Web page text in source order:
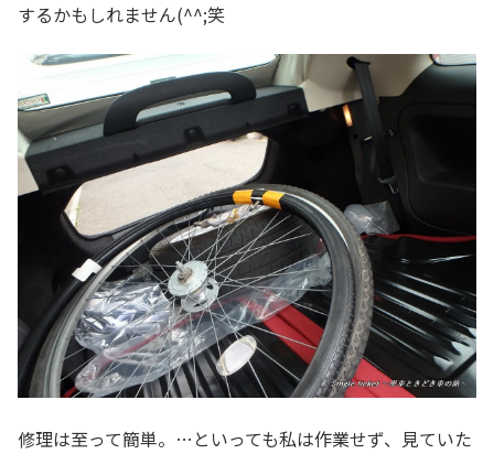
するかもしれません(^^;笑
修理は至って簡単。…といっても私は作業せず、見ていた